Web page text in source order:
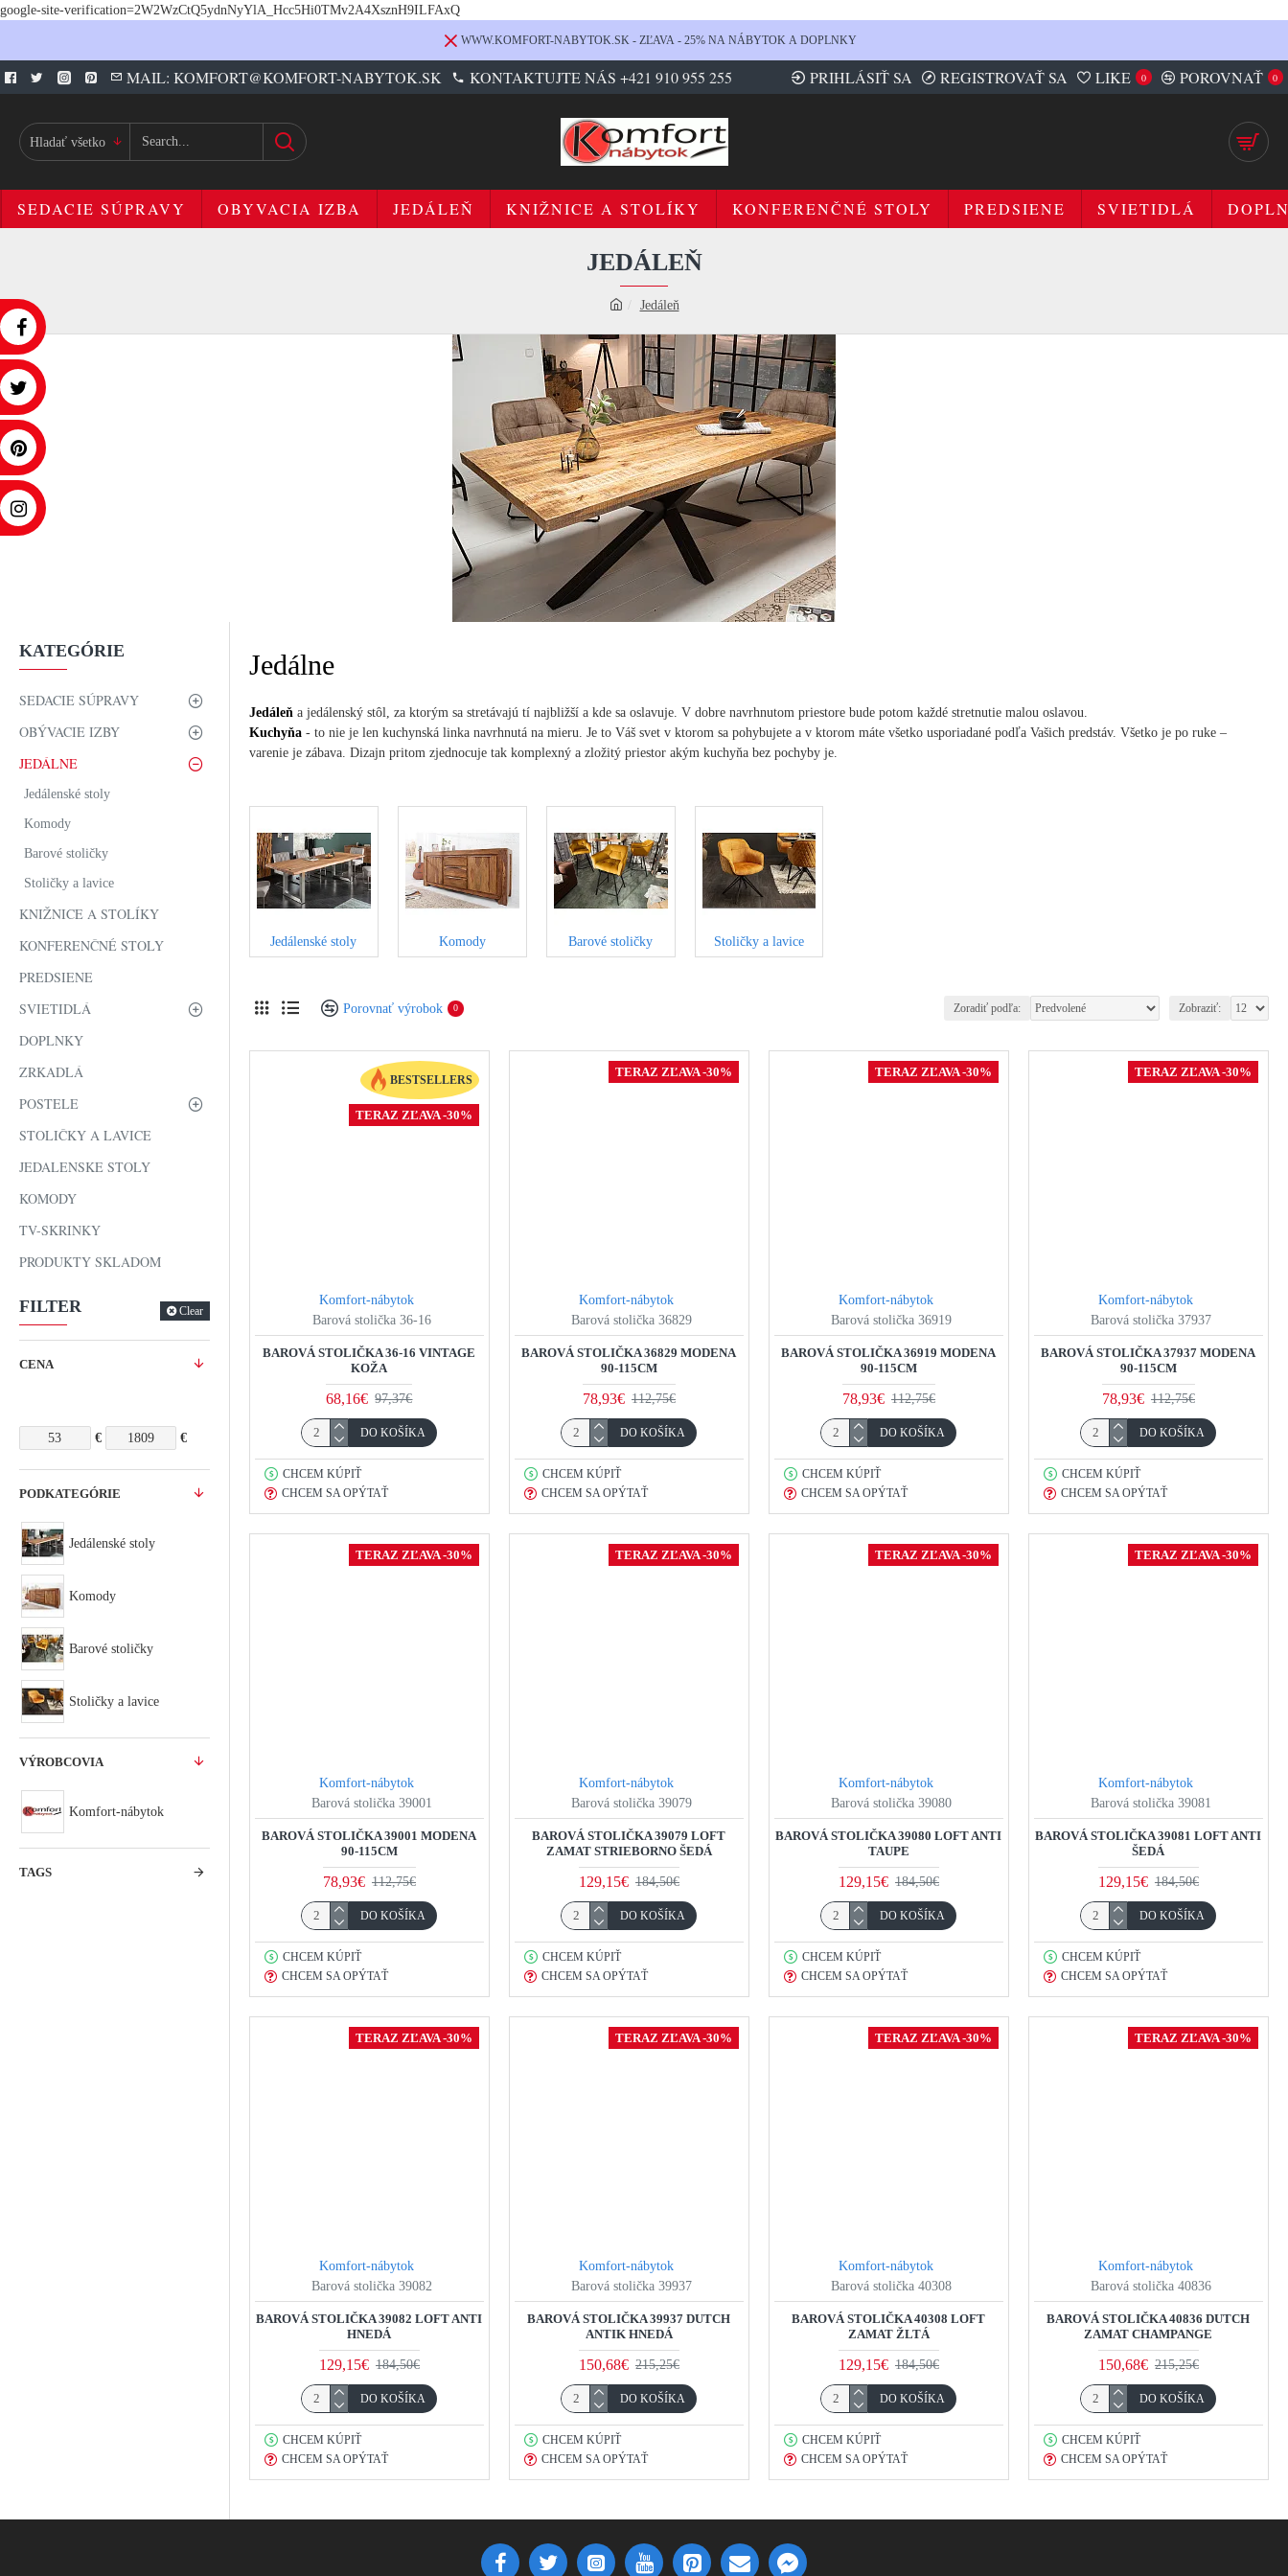
google-site-verification=2W2WzCtQ5ydnNyYlA_Hcc5Hi0TMv2A4XsznH9ILFAxQ
WWW.KOMFORT-NABYTOK.SK - ZĽAVA - 25% NA NÁBYTOK A DOPLNKY
MAIL: KOMFORT@KOMFORT-NABYTOK.SK KONTAKTUJTE NÁS +421 910 955 255 PRIHLÁSIŤ SA REGISTROVAŤ SA LIKE 0 POROVNAŤ 0
Hladať všetko
SEDACIE SÚPRAVY OBYVACIA IZBA JEDÁLEŇ KNIŽNICE A STOLÍKY KONFERENČNÉ STOLY PREDSIENE SVIETIDLÁ
Jedáleň
JEDÁLEŇ
KATEGÓRIE
SEDACIE SÚPRAVY
OBÝVACIE IZBY
JEDÁLNE
Jedálenské stoly
Komody
Barové stoličky
Stoličky a lavice
KNIŽNICE A STOLÍKY
KONFERENČNÉ STOLY
PREDSIENE
SVIETIDLÁ
DOPLNKY
ZRKADLÁ
POSTELE
STOLIČKY A LAVICE
JEDALENSKE STOLY
KOMODY
TV-SKRINKY
PRODUKTY SKLADOM
FILTER Clear
CENA
€ €
PODKATEGÓRIE
Jedálenské stoly
Komody
Barové stoličky
Stoličky a lavice
VÝROBCOVIA
Komfort-nábytok
TAGS
Jedálne
Jedáleň a jedálenský stôl, za ktorým sa stretávajú tí najbližší a kde sa oslavuje. V dobre navrhnutom priestore bude potom každé stretnutie malou oslavou.
Kuchyňa - to nie je len kuchynská linka navrhnutá na mieru. Je to Váš svet v ktorom sa pohybujete a v ktorom máte všetko usporiadané podľa Vašich predstáv. Všetko je po ruke –
varenie je zábava. Dizajn pritom zjednocuje tak komplexný a zložitý priestor akým kuchyňa bez pochyby je.
Jedálenské stoly Komody Barové stoličky Stoličky a lavice
Porovnať výrobok 0 Zoradiť podľa: Zobraziť:
BESTSELLERS
TERAZ ZĽAVA -30%
Komfort-nábytok
Barová stolička 36-16
BAROVÁ STOLIČKA 36-16 VINTAGE
KOŽA
68,16€ 97,37€
DO KOŠÍKA
CHCEM KÚPIŤ
CHCEM SA OPÝTAŤ
TERAZ ZĽAVA -30%
Komfort-nábytok
Barová stolička 36829
BAROVÁ STOLIČKA 36829 MODENA
90-115CM
78,93€ 112,75€
DO KOŠÍKA
CHCEM KÚPIŤ
CHCEM SA OPÝTAŤ
TERAZ ZĽAVA -30%
Komfort-nábytok
Barová stolička 36919
BAROVÁ STOLIČKA 36919 MODENA
90-115CM
78,93€ 112,75€
DO KOŠÍKA
CHCEM KÚPIŤ
CHCEM SA OPÝTAŤ
TERAZ ZĽAVA -30%
Komfort-nábytok
Barová stolička 37937
BAROVÁ STOLIČKA 37937 MODENA
90-115CM
78,93€ 112,75€
DO KOŠÍKA
CHCEM KÚPIŤ
CHCEM SA OPÝTAŤ
TERAZ ZĽAVA -30%
Komfort-nábytok
Barová stolička 39001
BAROVÁ STOLIČKA 39001 MODENA
90-115CM
78,93€ 112,75€
DO KOŠÍKA
CHCEM KÚPIŤ
CHCEM SA OPÝTAŤ
TERAZ ZĽAVA -30%
Komfort-nábytok
Barová stolička 39079
BAROVÁ STOLIČKA 39079 LOFT
ZAMAT STRIEBORNO ŠEDÁ
129,15€ 184,50€
DO KOŠÍKA
CHCEM KÚPIŤ
CHCEM SA OPÝTAŤ
TERAZ ZĽAVA -30%
Komfort-nábytok
Barová stolička 39080
BAROVÁ STOLIČKA 39080 LOFT ANTI
TAUPE
129,15€ 184,50€
DO KOŠÍKA
CHCEM KÚPIŤ
CHCEM SA OPÝTAŤ
TERAZ ZĽAVA -30%
Komfort-nábytok
Barová stolička 39081
BAROVÁ STOLIČKA 39081 LOFT ANTI
ŠEDÁ
129,15€ 184,50€
DO KOŠÍKA
CHCEM KÚPIŤ
CHCEM SA OPÝTAŤ
TERAZ ZĽAVA -30%
Komfort-nábytok
Barová stolička 39082
BAROVÁ STOLIČKA 39082 LOFT ANTI
HNEDÁ
129,15€ 184,50€
DO KOŠÍKA
CHCEM KÚPIŤ
CHCEM SA OPÝTAŤ
TERAZ ZĽAVA -30%
Komfort-nábytok
Barová stolička 39937
BAROVÁ STOLIČKA 39937 DUTCH
ANTIK HNEDÁ
150,68€ 215,25€
DO KOŠÍKA
CHCEM KÚPIŤ
CHCEM SA OPÝTAŤ
TERAZ ZĽAVA -30%
Komfort-nábytok
Barová stolička 40308
BAROVÁ STOLIČKA 40308 LOFT
ZAMAT ŽLTÁ
129,15€ 184,50€
DO KOŠÍKA
CHCEM KÚPIŤ
CHCEM SA OPÝTAŤ
TERAZ ZĽAVA -30%
Komfort-nábytok
Barová stolička 40836
BAROVÁ STOLIČKA 40836 DUTCH
ZAMAT CHAMPANGE
150,68€ 215,25€
DO KOŠÍKA
CHCEM KÚPIŤ
CHCEM SA OPÝTAŤ